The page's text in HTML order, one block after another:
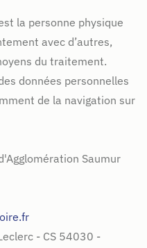
la personne physique
avec d’autres,
du traitement.
données personnelles
de la navigation sur
Saumur
- CS 54030 -